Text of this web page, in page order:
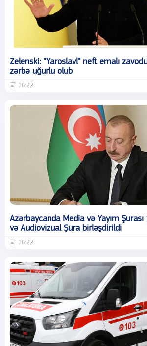
Zelenski: "Yaroslavl" neft emalı
zərbə uğurlu olub
16:22
Azərbaycanda Media və Yayım Şurası
və Audiovizual Şura birləşdirildi
16:22